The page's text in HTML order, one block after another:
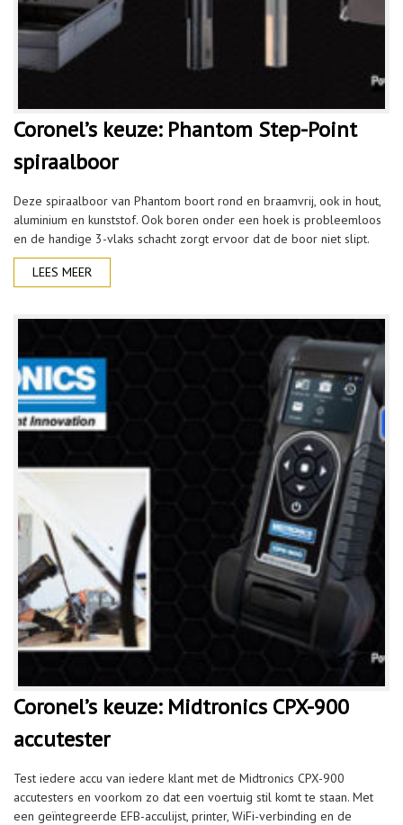
Coronel’s keuze: Phantom Step-Point
spiraalboor
Deze spiraalboor van Phantom boort rond en braamvrij, ook in hout,
aluminium en kunststof. Ook boren onder een hoek is probleemloos
en de handige 3-vlaks schacht zorgt ervoor dat de boor niet slipt.
LEES MEER
Coronel’s keuze: Midtronics CPX-900
accutester
Test iedere accu van iedere klant met de Midtronics CPX-900
accutesters en voorkom zo dat een voertuig stil komt te staan. Met
een geïntegreerde EFB-acculijst, printer, WiFi-verbinding en de